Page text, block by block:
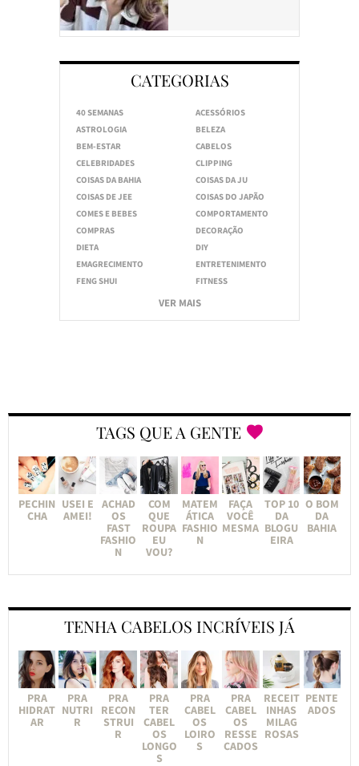
CATEGORIAS
40 SEMANAS
ACESSÓRIOS
ASTROLOGIA
BELEZA
BEM-ESTAR
CABELOS
CELEBRIDADES
CLIPPING
COISAS DA BAHIA
COISAS DA JU
COISAS DE JEE
COISAS DO JAPÃO
COMES E BEBES
COMPORTAMENTO
COMPRAS
DECORAÇÃO
DIETA
DIY
EMAGRECIMENTO
ENTRETENIMENTO
FENG SHUI
FITNESS
VER MAIS
TAGS QUE A GENTE
PECHIN
CHA
USEI E
AMEI!
ACHAD
OS
FAST
FASHIO
N
COM
QUE
ROUPA
EU
VOU?
MATEM
ÁTICA
FASHIO
N
FAÇA
VOCÊ
MESMA
TOP 10
DA
BLOGU
EIRA
O BOM
DA
BAHIA
TENHA CABELOS INCRÍVEIS JÁ
PRA
HIDRAT
AR
PRA
NUTRI
R
PRA
RECON
STRUI
R
PRA
TER
CABEL
OS
LONGO
S
PRA
CABEL
OS
LOIRO
S
PRA
CABEL
OS
RESSE
CADOS
RECEIT
INHAS
MILAG
ROSAS
PENTE
ADOS